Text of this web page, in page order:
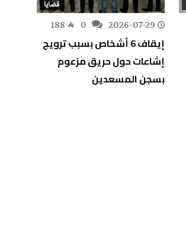
قضايا
2026-07-29
188
إيقاف 6 أشخاص بسبب ترويج
إشاعات حول حريق مزعوم
بسجن المسعدين